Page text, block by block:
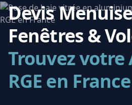
Devis
Fenêtres &
Trouvez votre
RGE en France